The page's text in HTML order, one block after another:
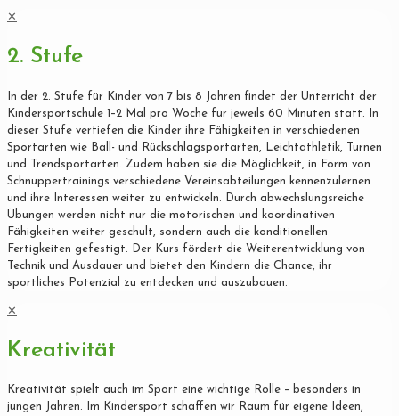
✕
2. Stufe
In der 2. Stufe für Kinder von 7 bis 8 Jahren findet der Unterricht der
Kindersportschule 1–2 Mal pro Woche für jeweils 60 Minuten statt. In
dieser Stufe vertiefen die Kinder ihre Fähigkeiten in verschiedenen
Sportarten wie Ball- und Rückschlagsportarten, Leichtathletik, Turnen
und Trendsportarten. Zudem haben sie die Möglichkeit, in Form von
Schnuppertrainings verschiedene Vereinsabteilungen kennenzulernen
und ihre Interessen weiter zu entwickeln. Durch abwechslungsreiche
Übungen werden nicht nur die motorischen und koordinativen
Fähigkeiten weiter geschult, sondern auch die konditionellen
Fertigkeiten gefestigt. Der Kurs fördert die Weiterentwicklung von
Technik und Ausdauer und bietet den Kindern die Chance, ihr
sportliches Potenzial zu entdecken und auszubauen.
✕
Kreativität
Kreativität spielt auch im Sport eine wichtige Rolle – besonders in
jungen Jahren. Im Kindersport schaffen wir Raum für eigene Ideen,